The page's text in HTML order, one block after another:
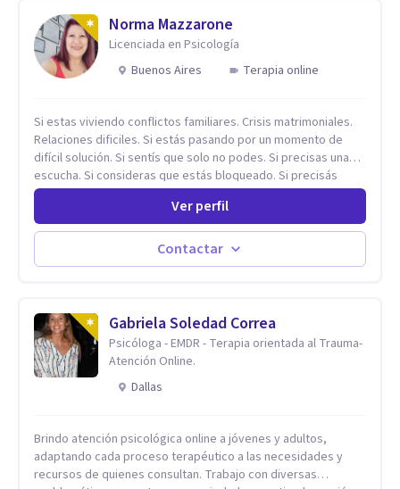
Norma Mazzarone
Licenciada en Psicología
Buenos Aires
Terapia online
Si estas viviendo conflictos familiares. Crisis matrimoniales.
Relaciones dificiles. Si estás pasando por un momento de
difícil solución. Si sentís que solo no podes. Si precisas una
escucha. Si consideras que estás bloqueado. Si precisás
comprensión. Si no logras definir proyectos, objetivos,
sueños, deseos. Si pensás que lo que te pasa no es tan
grave, pero podría ayudar. Si estás en adicciones y tu
intención es hacer algo con lo que te está pasando. No dudes
en comunicarte a fin de comenzar a resolver la situación que
Ver perfil
Contactar
Gabriela Soledad Correa
Psicóloga - EMDR - Terapia orientada al Trauma-
Atención Online.
Dallas
Brindo atención psicológica online a jóvenes y adultos,
adaptando cada proceso terapéutico a las necesidades y
recursos de quienes consultan. Trabajo con diversas